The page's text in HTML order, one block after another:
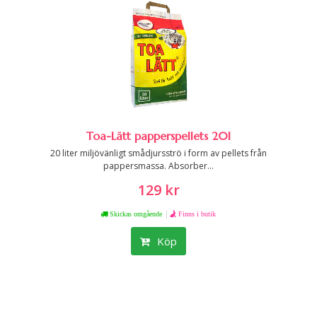
Toa-Lätt papperspellets 20l
20 liter miljövänligt smådjursströ i form av pellets från
pappersmassa. Absorber...
129 kr
Skickas omgående | Finns i butik
Köp